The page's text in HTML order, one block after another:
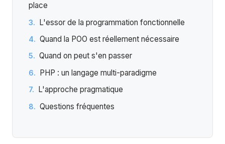
place
L'essor de la programmation fonctionnelle
Quand la POO est réellement nécessaire
Quand on peut s'en passer
PHP : un langage multi-paradigme
L'approche pragmatique
Questions fréquentes